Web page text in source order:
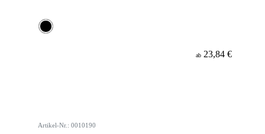
ab 23,84 €
Artikel-Nr.: 0010190